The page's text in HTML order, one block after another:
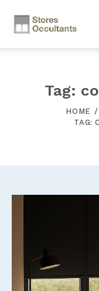
Tag:
HOME
TAG: